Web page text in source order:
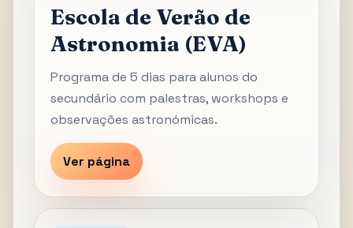
Escola de Verão de
Astronomia (EVA)
Programa de 5 dias para alunos do
secundário com palestras, workshops e
observações astronómicas.
Ver página